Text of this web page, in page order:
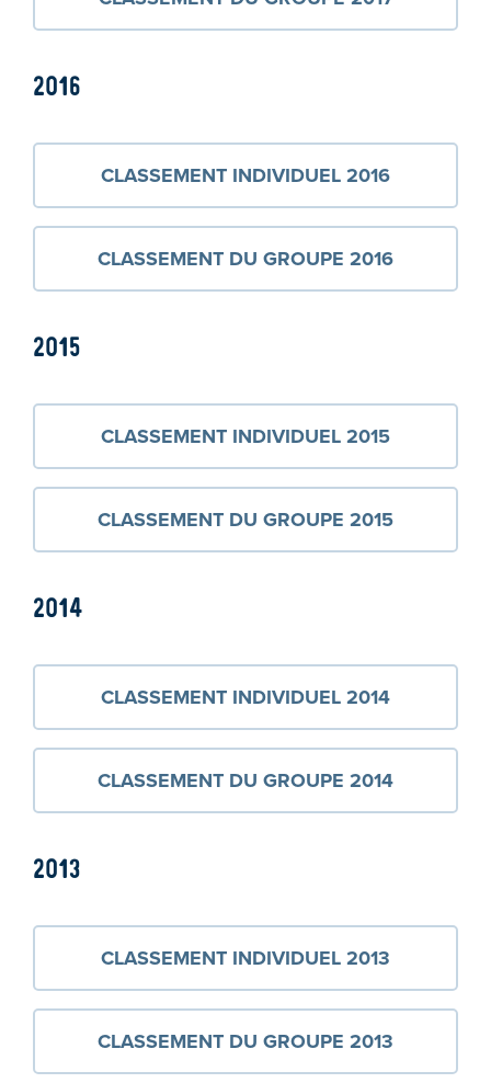
2016
CLASSEMENT INDIVIDUEL 2016
CLASSEMENT DU GROUPE 2016
2015
CLASSEMENT INDIVIDUEL 2015
CLASSEMENT DU GROUPE 2015
2014
CLASSEMENT INDIVIDUEL 2014
CLASSEMENT DU GROUPE 2014
2013
CLASSEMENT INDIVIDUEL 2013
CLASSEMENT DU GROUPE 2013